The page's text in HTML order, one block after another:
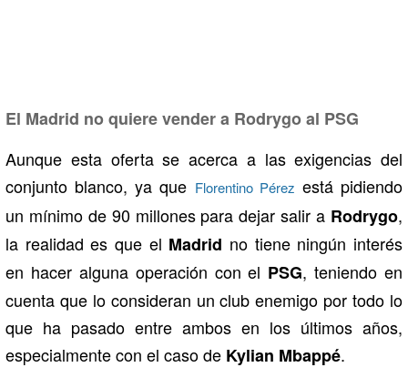
El Madrid no quiere vender a Rodrygo al PSG
Aunque esta oferta se acerca a las exigencias del
conjunto blanco, ya que Florentino Pérez está pidiendo
un mínimo de 90 millones para dejar salir a Rodrygo,
la realidad es que el Madrid no tiene ningún interés
en hacer alguna operación con el PSG, teniendo en
cuenta que lo consideran un club enemigo por todo lo
que ha pasado entre ambos en los últimos años,
especialmente con el caso de Kylian Mbappé.